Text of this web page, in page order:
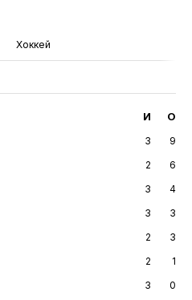
Хоккей
И О
3
9
2
6
3
4
3
3
2
3
2
1
3 0